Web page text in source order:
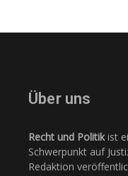
Über uns
Recht und Politikist
Schwerpunkt auf
Redaktion